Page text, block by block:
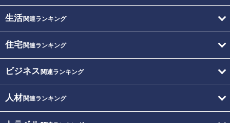
生活関連ランキング
住宅関連ランキング
ビジネス 関連ランキング
人材関連ランキング